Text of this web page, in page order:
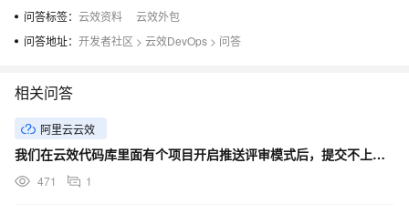
问答标签： 云效资料
云效外包
问答地址： 开发者社区 > 云效DevOps > 问答
相关问答
阿里云云效
我们在云效代码库里面有个项目开启推送评审模式后，提交不上去代码了，有什么办法没？
471 1